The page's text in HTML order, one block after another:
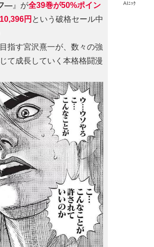
AIﾆｯｸ
― 』が全39巻が50%ポイン
円 という破格セール中
指す宮沢熹一が、数々の強
て成長していく本格格闘漫